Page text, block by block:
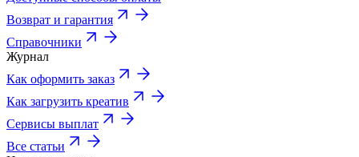
Возврат и гарантия
Справочники
Журнал
Как оформить заказ
Как загрузить креатив
Сервисы выплат
Все статьи